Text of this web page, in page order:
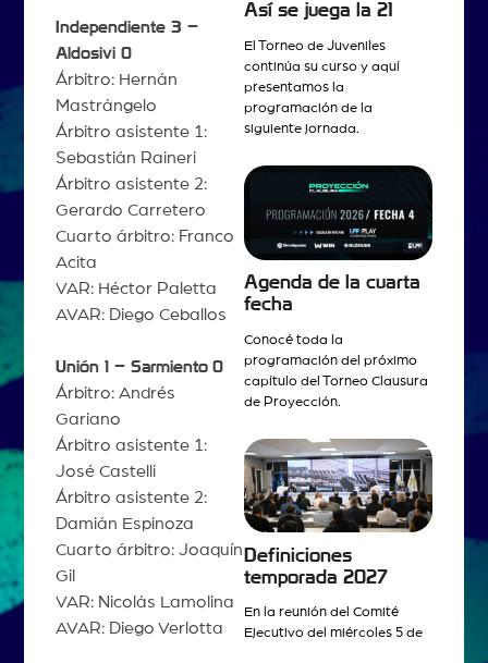
Independiente 3 –
Aldosivi 0
Árbitro: Hernán
Mastrángelo
Árbitro asistente 1:
Sebastián Raineri
Árbitro asistente 2:
Gerardo Carretero
Cuarto árbitro: Franco
Acita
VAR: Héctor Paletta
AVAR: Diego Ceballos
Unión 1 – Sarmiento 0
Árbitro: Andrés
Gariano
Árbitro asistente 1:
José Castelli
Árbitro asistente 2:
Damián Espinoza
Cuarto árbitro: Joaquín
Gil
VAR: Nicolás Lamolina
AVAR: Diego Verlotta
Así se juega la 21
El Torneo de Juveniles
continúa su curso y aquí
presentamos la
programación de la
siguiente jornada.
Agenda de la cuarta
fecha
Conocé toda la
programación del próximo
capítulo del Torneo Clausura
de Proyección.
Definiciones
temporada 2027
En la reunión del Comité
Ejecutivo del miércoles 5 de